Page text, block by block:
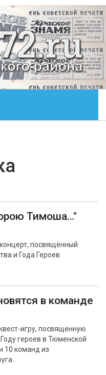
Тимоша…"
посвящённый
и Года Героев
в команде
игру, посвященную
героев в Тюменской
10 команд из